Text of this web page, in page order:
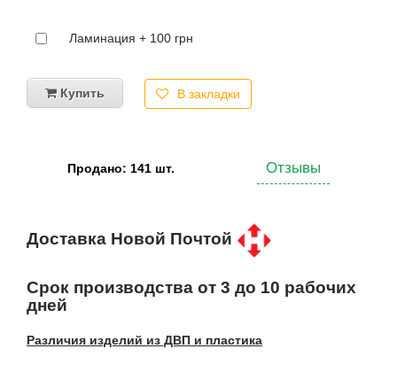
Ламинация + 100 грн
Купить В закладки
Продано: 141 шт. Отзывы
Доставка Новой Почтой
Срок производства от 3 до 10 рабочих
дней
Различия изделий из ДВП и пластика